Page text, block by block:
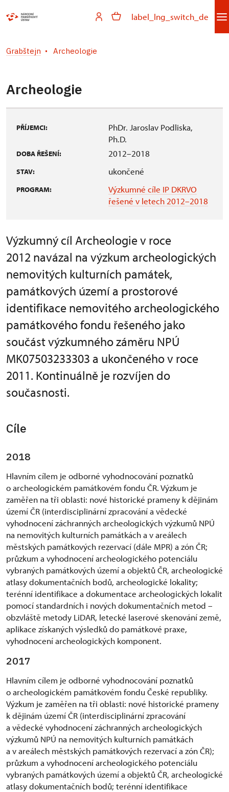
label_lng_switch_de
Grabštejn Archeologie
Archeologie
PŘÍJEMCI:
PhDr. Jaroslav Podliska,
Ph.D.
DOBA ŘEŠENÍ: 2012–2018
STAV: ukončené
PROGRAM:
Výzkumné cíle IP DKRVO
řešené v letech 2012–2018
Výzkumný cíl Archeologie v roce
2012 navázal na výzkum archeologických
nemovitých kulturních památek,
památkových území a prostorové
identifikace nemovitého archeologického
památkového fondu řešeného jako
součást výzkumného záměru NPÚ
MK07503233303 a ukončeného v roce
2011. Kontinuálně je rozvíjen do
současnosti.
Cíle
2018
Hlavním cílem je odborné vyhodnocování poznatků
o archeologickém památkovém fondu ČR. Výzkum je
zaměřen na tři oblasti: nové historické prameny k dějinám
území ČR (interdisciplinární zpracování a vědecké
vyhodnocení záchranných archeologických výzkumů NPÚ
na nemovitých kulturních památkách a v areálech
městských památkových rezervací (dále MPR) a zón ČR;
průzkum a vyhodnocení archeologického potenciálu
vybraných památkových území a objektů ČR, archeologické
atlasy dokumentačních bodů, archeologické lokality;
terénní identifikace a dokumentace archeologických lokalit
pomocí standardních i nových dokumentačních metod –
obzvláště metody LiDAR, letecké laserové skenování země,
aplikace získaných výsledků do památkové praxe,
vyhodnocení archeologických komponent.
2017
Hlavním cílem je odborné vyhodnocování poznatků
o archeologickém památkovém fondu České republiky.
Výzkum je zaměřen na tři oblasti: nové historické prameny
k dějinám území ČR (interdisciplinární zpracování
a vědecké vyhodnocení záchranných archeologických
výzkumů NPÚ na nemovitých kulturních památkách
a v areálech městských památkových rezervací a zón ČR);
průzkum a vyhodnocení archeologického potenciálu
vybraných památkových území a objektů ČR, archeologické
atlasy dokumentačních bodů; terénní identifikace